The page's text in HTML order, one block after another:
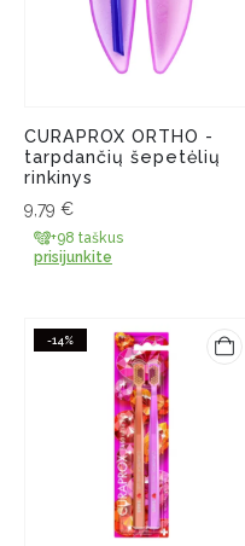
CURAPROX ORTHO -
tarpdančių šepetėlių
rinkinys
9,79 €
+98 taškus
prisijunkite
-14%